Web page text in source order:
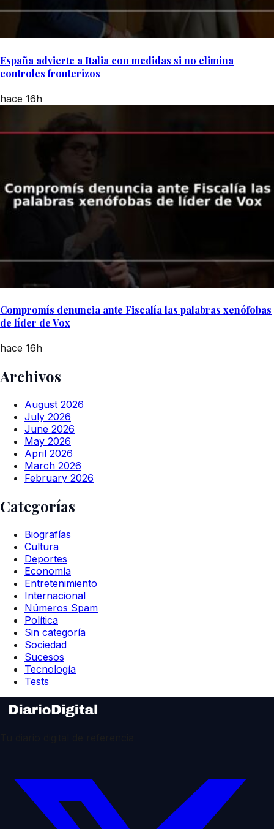
España advierte a Italia con medidas si no elimina
controles fronterizos
hace 16h
Compromís denuncia ante Fiscalía las palabras xenófobas
de líder de Vox
hace 16h
Archivos
August 2026
July 2026
June 2026
May 2026
April 2026
March 2026
February 2026
Categorías
Biografías
Cultura
Deportes
Economía
Entretenimiento
Internacional
Números Spam
Política
Sin categoría
Sociedad
Sucesos
Tecnología
Tests